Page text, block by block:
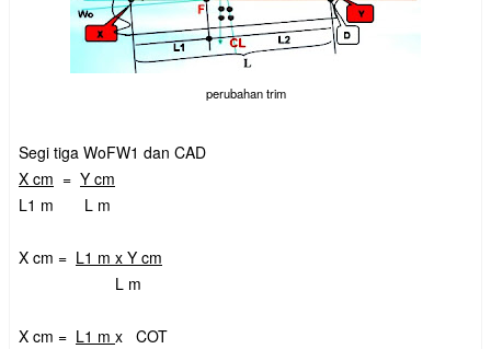
perubahan trim
Segi tiga WoFW1 dan CAD
X cm = Y cm
L1 m L m
X cm = L1 m x Y cm
L m
X cm = L1 m x COT